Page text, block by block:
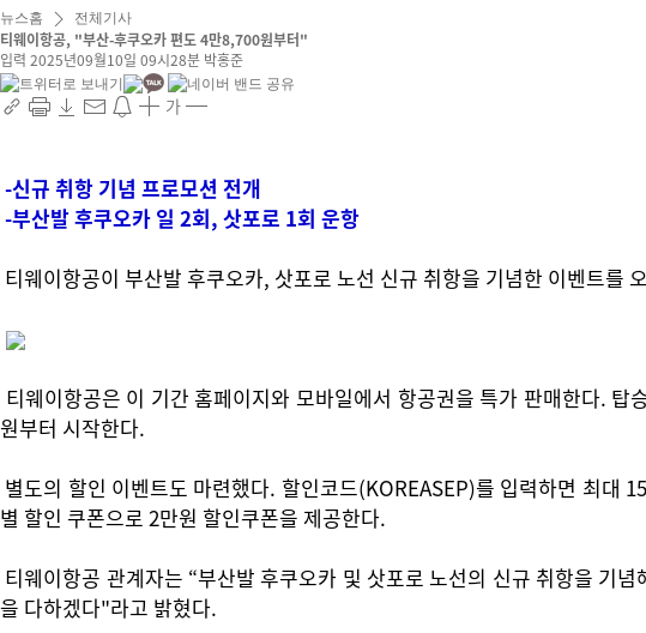
뉴스홈 전체기사
티웨이항공, "부산-후쿠오카 편도 4만8,700원부터"
입력 2025년09월10일 09시28분 박홍준
가
-신규 취항 기념 프로모션 전개
-부산발 후쿠오카 일 2회, 삿포로 1회 운항
티웨이항공이 부산발 후쿠오카, 삿포로 노선 신규 취항을 기념한 이벤트를
티웨이항공은 이 기간 홈페이지와 모바일에서 항공권을 특가 판매한다.
원부터 시작한다.
별도의 할인 이벤트도 마련했다. 할인코드(KOREASEP)를 입력하면 최대
별 할인 쿠폰으로 2만원 할인쿠폰을 제공한다.
티웨이항공 관계자는 “부산발 후쿠오카 및 삿포로 노선의 신규 취항을 기
을 다하겠다"라고 밝혔다.